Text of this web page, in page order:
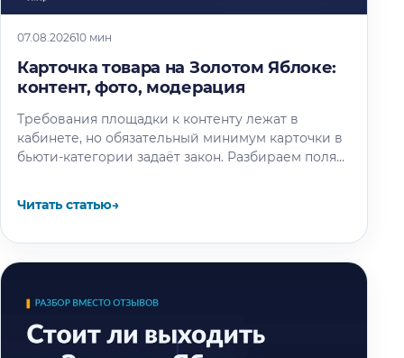
07.08.202610 мин
Карточка товара на Золотом Яблоке:
контент, фото, модерация
Требования площадки к контенту лежат в
кабинете, но обязательный минимум карточки в
бьюти-категории задаёт закон. Разбираем поля
Читать статью→